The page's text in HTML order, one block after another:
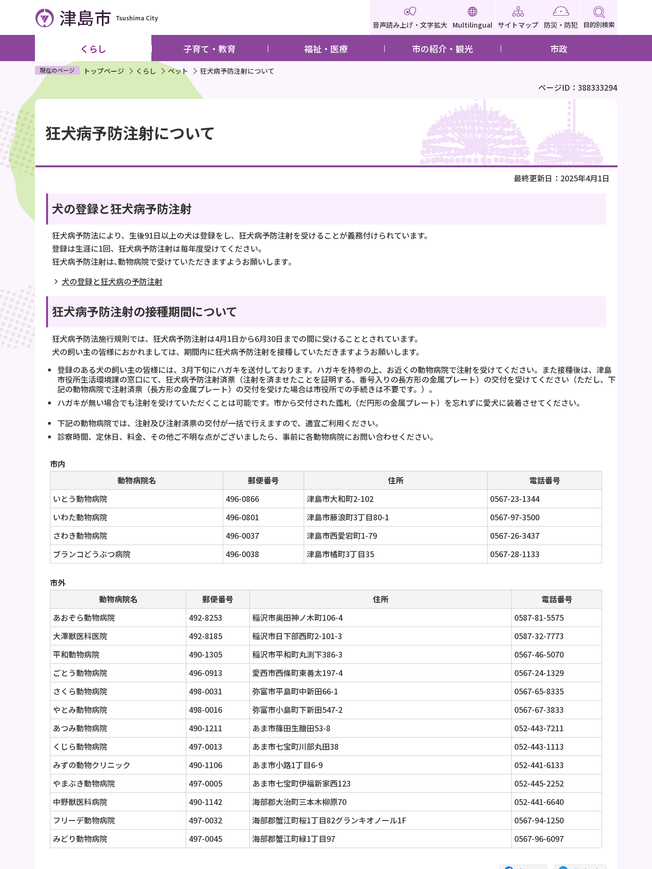
ペ
ジ
で
す
音声読み上げ・文字拡大 Multilingual サイトマップ 防災・防犯 目的別検索
くらし 子育て・教育 福祉・医療 市の紹介・観光 市政
現在のページ トップページ くらし ペット 狂犬病予防注射について
ページID：388333294
文
こ
こ
か
ら
狂犬病予防注射について
最終更新日：2025年4月1日
犬の登録と狂犬病予防注射
狂犬病予防法により、生後91日以上の犬は登録をし、狂犬病予防注射を受けることが義務付けられています。
登録は生涯に1回、狂犬病予防注射は毎年度受けてください。
狂犬病予防注射は､動物病院で受けていただきますようお願いします｡
犬の登録と狂犬病の予防注射
狂犬病予防注射の接種期間について
狂犬病予防法施行規則では、狂犬病予防注射は4月1日から6月30日までの間に受けることとされています。
犬の飼い主の皆様におかれましては、期間内に狂犬病予防注射を接種していただきますようお願いします。
登録のある犬の飼い主の皆様には、3月下旬にハガキを送付しております。ハガキを持参の上、お近くの動物病院で注射を受けてください。また接種後は、津島
市役所生活環境課の窓口にて、狂犬病予防注射済票（注射を済ませたことを証明する、番号入りの長方形の金属プレート）の交付を受けてください（ただし、下
記の動物病院で注射済票（長方形の金属プレート）の交付を受けた場合は市役所での手続きは不要です。）。
ハガキが無い場合でも注射を受けていただくことは可能です。市から交付された鑑札（だ円形の金属プレート）を忘れずに愛犬に装着させてください。
下記の動物病院では、注射及び注射済票の交付が一括で行えますので、適宜ご利用ください。
診察時間、定休日、料金、その他ご不明な点がございましたら、事前に各動物病院にお問い合わせください。
市内
動物病院名
郵便番号 住所
電話番号
いとう動物病院
496-0866 津島市大和町2-102
0567-23-1344
いわた動物病院
496-0801 津島市藤浪町3丁目80-1
0567-97-3500
さわき動物病院
496-0037 津島市西愛宕町1-79
0567-26-3437
ブランコどうぶつ病院
496-0038 津島市橘町3丁目35 0567-28-1133
市外
動物病院名
郵便番号 住所
電話番号
あおぞら動物病院
492-8253 稲沢市奥田神ノ木町106-4
0587-81-5575
大澤獣医科医院
492-8185 稲沢市日下部西町2-101-3
0587-32-7773
平和動物病院
490-1305 稲沢市平和町丸渕下386-3
0567-46-5070
ごとう動物病院
496-0913 愛西市西條町東善太197-4
0567-24-1329
さくら動物病院
498-0031 弥富市平島町中新田66-1
0567-65-8335
やとみ動物病院
498-0016 弥富市小島町下新田547-2
0567-67-3833
あつみ動物病院
490-1211 あま市篠田生膾田53-8
052-443-7211
くじら動物病院
497-0013 あま市七宝町川部丸田38
052-443-1113
みずの動物クリニック
490-1106 あま市小路1丁目6-9
052-441-6133
やまぶき動物病院
497-0005 あま市七宝町伊福新家西123
052-445-2252
中野獣医科病院
490-1142 海部郡大治町三本木柳原70
052-441-6640
フリーデ動物病院
497-0032 海部郡蟹江町桜1丁目82グランキオノール1F
0567-94-1250
みどり動物病院
497-0045 海部郡蟹江町緑1丁目97 0567-96-6097